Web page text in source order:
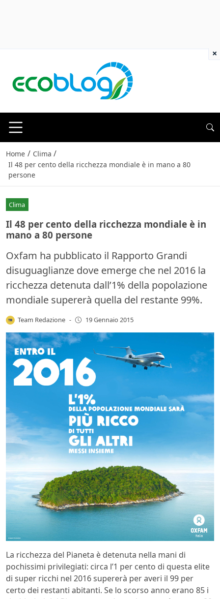
Home / Clima /
Il 48 per cento della ricchezza mondiale è in mano a 80
persone
Clima
Il 48 per cento della ricchezza mondiale è in
mano a 80 persone
Oxfam ha pubblicato il Rapporto Grandi
disuguaglianze dove emerge che nel 2016 la
ricchezza detenuta dall’1% della popolazione
mondiale supererà quella del restante 99%.
Team Redazione - 19 Gennaio 2015
La ricchezza del Pianeta è detenuta nella mani di
pochissimi privilegiati: circa l’1 per cento di questa elite
di super ricchi nel 2016 supererà per averi il 99 per
certo dei restanti abitanti. Se lo scorso anno erano 85 i
×